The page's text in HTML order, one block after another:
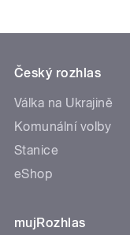
Český rozhlas
Válka na Ukrajině
Komunální volby
Stanice
eShop
mujRozhlas